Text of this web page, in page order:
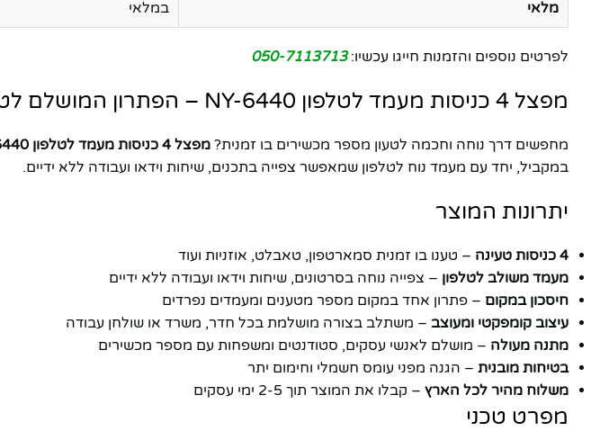
מלאי במלאי
לפרטים נוספים והזמנות חייגו עכשיו:050-7113713
מפצל 4 כניסות מעמד לטלפון NY-6440 – הפתרון המושלם לטעינה וארגון
מחפשים דרך נוחה וחכמה לטעון מספר מכשירים בו זמנית? מפצל 4 כניסות מעמד לטלפון NY-6440
במקביל, יחד עם מעמד נוח לטלפון שמאפשר צפייה בתכנים, שיחות וידאו ועבודה ללא ידיים.
יתרונות המוצר
4 כניסות טעינה
– טענו בו זמנית סמארטפון, טאבלט, אוזניות ועוד
מעמד משולב לטלפון – צפייה נוחה בסרטונים, שיחות וידאו ועבודה ללא ידיים
חיסכון במקום – פתרון אחד במקום מספר מטענים ומעמדים נפרדים
עיצוב קומפקטי ומעוצב – משתלב בצורה מושלמת בכל חדר, משרד או שולחן עבודה
מתנה מעולה – מושלם לאנשי עסקים, סטודנטים ומשפחות עם מספר מכשירים
בטיחות מובנית – הגנה מפני עומס חשמלי וחימום יתר
משלוח מהיר לכל הארץ – קבלו את המוצר תוך 2-5 ימי עסקים
מפרט טכני